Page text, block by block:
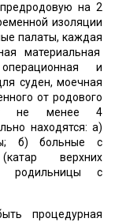
на 2
изоляции
палаты, каждая
материальная
и
суден, моечная
от родового
не менее 4
находятся: а)
б) больные с
верхних
родильницы с
процедурная